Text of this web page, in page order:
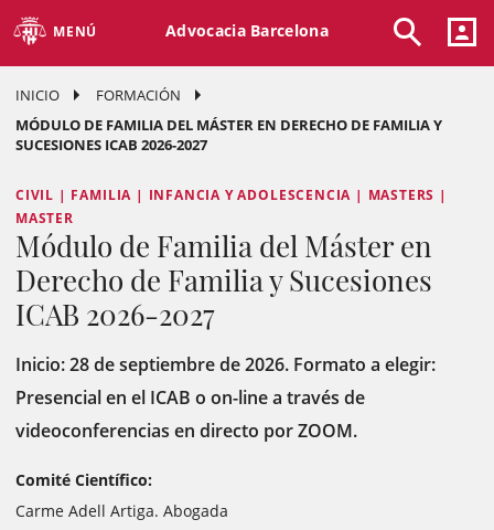
MENÚ Advocacia Barcelona
INICIO
FORMACIÓN
MÓDULO DE FAMILIA DEL MÁSTER EN DERECHO DE FAMILIA Y
SUCESIONES ICAB 2026-2027
CIVIL | FAMILIA | INFANCIA Y ADOLESCENCIA | MASTERS |
MASTER
Módulo de Familia del Máster en
Derecho de Familia y Sucesiones
ICAB 2026-2027
Inicio: 28 de septiembre de 2026. Formato a elegir:
Presencial en el ICAB o on-line a través de
videoconferencias en directo por ZOOM.
Comité Científico:
Carme Adell Artiga. Abogada